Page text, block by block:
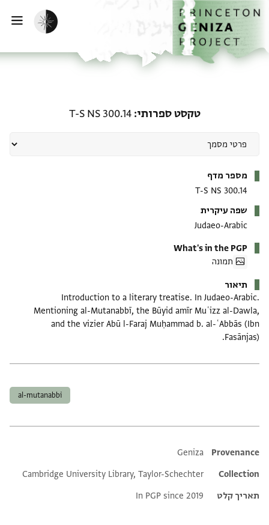
לתוכןהבית
הפעלת מצב כהה
טקסט ספרותי T-S NS 300.14
מספר מדף
T-S NS 300.14
שפה עיקרית
Judaeo-Arabic
What's in the PGP
תמונה
תיאור
Introduction to a literary treatise. In Judaeo-Arabic.
Mentioning al-Mutanabbī, the Būyid amīr Muʿizz al-Dawla,
and the vizier Abū l-Faraj Muḥammad b. al-ʿAbbās (Ibn
Fasānjas).
al-mutanabbi
Additional metadata
Provenance
Geniza
Collection
Cambridge University Library, Taylor-Schechter
תאריך קלט
In PGP since 2019